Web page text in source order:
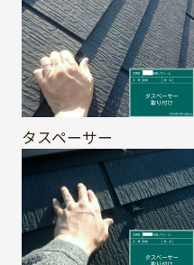
タスペーサー